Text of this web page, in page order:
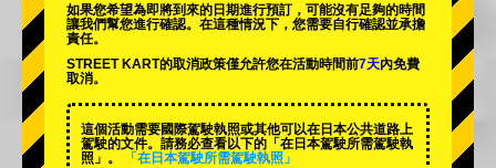
如果您希望為即將到來的日期進行預訂，可能沒有足夠的時間
讓我們幫您進行確認。在這種情況下，您需要自行確認並承擔
責任。
STREET KART的取消政策僅允許您在活動時間前7天內免費
取消。
這個活動需要國際駕駛執照或其他可以在日本公共道路上
駕駛的文件。請務必查看以下的「在日本駕駛所需駕駛執
照」。
「在日本駕駛所需駕駛執照」